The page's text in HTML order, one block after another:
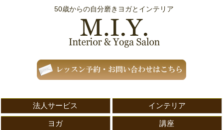
50歳からの自分磨きヨガとインテリア
法人サービス インテリア
ヨガ 講座